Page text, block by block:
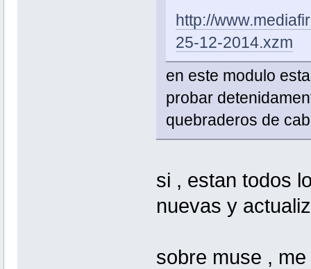
http://
25-12-2014.xzm
en este modulo
probar
quebraderos de
si , estan todos
nuevas y
sobre muse ,